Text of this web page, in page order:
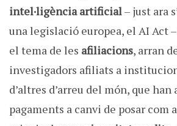
intel·ligència artificial– just ara
una legislació europea, el AI Act
el tema de les afiliacions, arran
investigadors afiliats a
d’altres d’arreu del món, que han
pagaments a canvi de posar com